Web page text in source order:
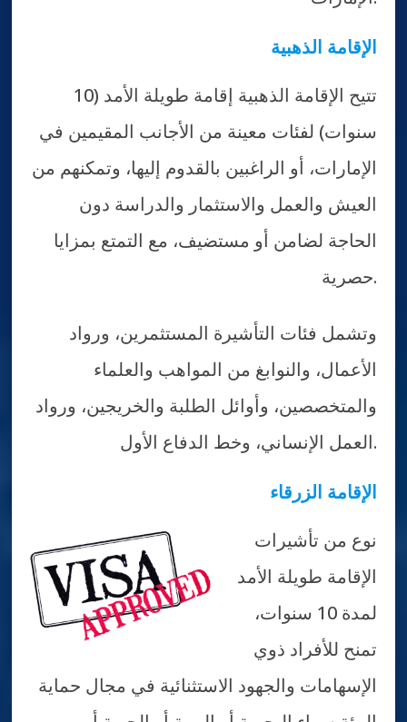
الإقامة الذهبية
تتيح الإقامة الذهبية إقامة طويلة الأمد (10
سنوات) لفئات معينة من الأجانب المقيمين في
الإمارات، أو الراغبين بالقدوم إليها، وتمكنهم من
العيش والعمل والاستثمار والدراسة دون
الحاجة لضامن أو مستضيف، مع التمتع بمزايا
حصرية.
وتشمل فئات التأشيرة المستثمرين، ورواد
الأعمال، والنوابغ من المواهب والعلماء
والمتخصصين، وأوائل الطلبة والخريجين، ورواد
العمل الإنساني، وخط الدفاع الأول.
الإقامة الزرقاء
نوع من تأشيرات
الإقامة طويلة الأمد
لمدة 10 سنوات،
تمنح للأفراد ذوي
الإسهامات والجهود الاستثنائية في مجال حماية